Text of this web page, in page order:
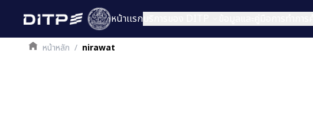
หน้าเเรก
หน้าหลัก / nirawat